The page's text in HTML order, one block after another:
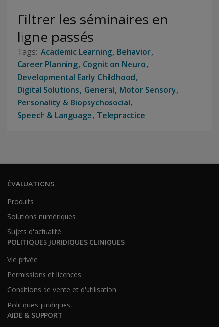
Filtrer les séminaires en
ligne passés
Academic Learning Behavior
Career Planning Cognition Neuro
Developmental Early Childhood
Digital Solutions General Motor Sensory
Personality & Biopsychosocial
Speech & Language Telepractice
ÉVALUATIONS
Produits
Solutions numériques
Sujets d'actualité
POLITIQUES JURIDIQUES CLINIQUES
Vie privée
Permissions et licences
Conditions de vente et d'utilisation
Politiques juridiques
AIDE & SUPPORT